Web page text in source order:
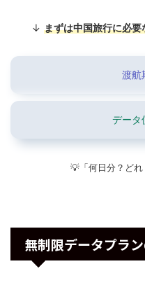
↓ まずは中国旅行に必
渡航
データ
💡「何日分？ど
無制限データプラ